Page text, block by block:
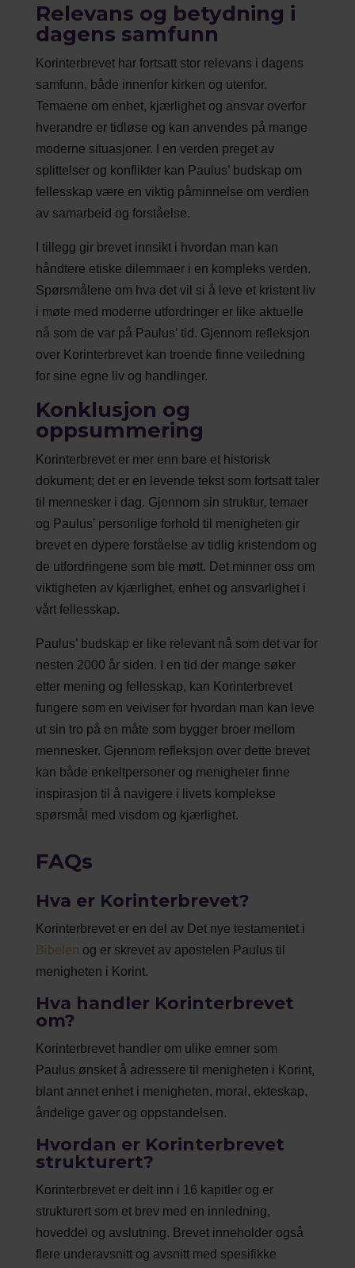
Relevans og betydning i
dagens samfunn
Korinterbrevet har fortsatt stor relevans i dagens
samfunn, både innenfor kirken og utenfor.
Temaene om enhet, kjærlighet og ansvar overfor
hverandre er tidløse og kan anvendes på mange
moderne situasjoner. I en verden preget av
splittelser og konflikter kan Paulus’ budskap om
fellesskap være en viktig påminnelse om verdien
av samarbeid og forståelse.
I tillegg gir brevet innsikt i hvordan man kan
håndtere etiske dilemmaer i en kompleks verden.
Spørsmålene om hva det vil si å leve et kristent liv
i møte med moderne utfordringer er like aktuelle
nå som de var på Paulus’ tid. Gjennom refleksjon
over Korinterbrevet kan troende finne veiledning
for sine egne liv og handlinger.
Konklusjon og
oppsummering
Korinterbrevet er mer enn bare et historisk
dokument; det er en levende tekst som fortsatt taler
til mennesker i dag. Gjennom sin struktur, temaer
og Paulus’ personlige forhold til menigheten gir
brevet en dypere forståelse av tidlig kristendom og
de utfordringene som ble møtt. Det minner oss om
viktigheten av kjærlighet, enhet og ansvarlighet i
vårt fellesskap.
Paulus’ budskap er like relevant nå som det var for
nesten 2000 år siden. I en tid der mange søker
etter mening og fellesskap, kan Korinterbrevet
fungere som en veiviser for hvordan man kan leve
ut sin tro på en måte som bygger broer mellom
mennesker. Gjennom refleksjon over dette brevet
kan både enkeltpersoner og menigheter finne
inspirasjon til å navigere i livets komplekse
spørsmål med visdom og kjærlighet.
FAQs
Hva er Korinterbrevet?
Korinterbrevet er en del av Det nye testamentet i
Bibelen og er skrevet av apostelen Paulus til
menigheten i Korint.
Hva handler Korinterbrevet
om?
Korinterbrevet handler om ulike emner som
Paulus ønsket å adressere til menigheten i Korint,
blant annet enhet i menigheten, moral, ekteskap,
åndelige gaver og oppstandelsen.
Hvordan er Korinterbrevet
strukturert?
Korinterbrevet er delt inn i 16 kapitler og er
strukturert som et brev med en innledning,
hoveddel og avslutning. Brevet inneholder også
flere underavsnitt og avsnitt med spesifikke